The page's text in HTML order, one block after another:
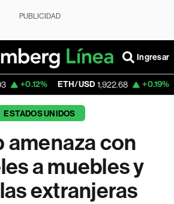
PUBLICIDAD
Ingresar
ETH/USD 1,922.68 +0.19% Visa
ESTADOS UNIDOS
amenaza con
a muebles y
extranjeras